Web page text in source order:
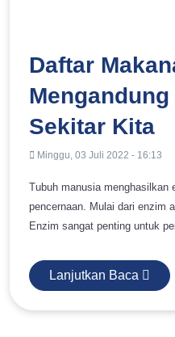
Daftar
Sekitar Kita
Minggu, 03 Juli 2022 - 16:13
Tubuh manusia menghasilkan
pencernaan. Mulai dari enzim
Enzim sangat penting untuk
kembung. Selain diproduksi tubuh, ada juga beberapa jenis
makanan yang mengandung
Lanjutkan Baca